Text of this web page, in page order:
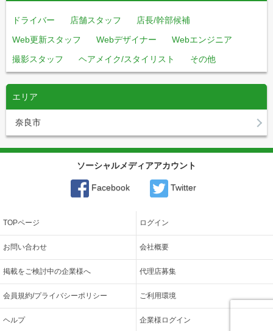
ドライバー 店舗スタッフ
店長/幹部候補
Web更新スタッフ
Webデザイナー
Webエンジニア
撮影スタッフ
ヘアメイク/スタイリスト その他
エリア
奈良市
ソーシャルメディアアカウント
Facebook Twitter
TOPページ ログイン
お問い合わせ 会社概要
掲載をご検討中の企業様へ 代理店募集
会員規約/プライバシーポリシー ご利用環境
ヘルプ 企業様ログイン